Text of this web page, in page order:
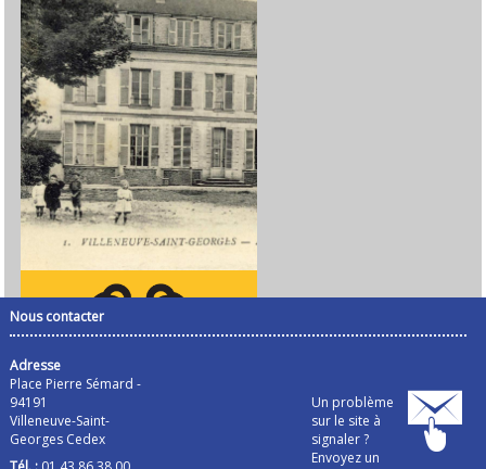
Nous contacter
Adresse
Place Pierre Sémard -
94191
Villeneuve-Saint-
Georges Cedex
Un problème
sur le site à
signaler ?
Envoyez un